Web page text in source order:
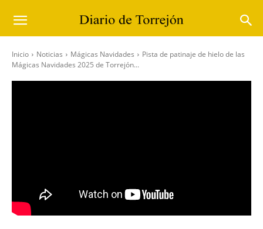
Inicio Noticias Mágicas Navidades
Pista de patinaje de hielo de las
Mágicas Navidades 2025 de Torrejón...